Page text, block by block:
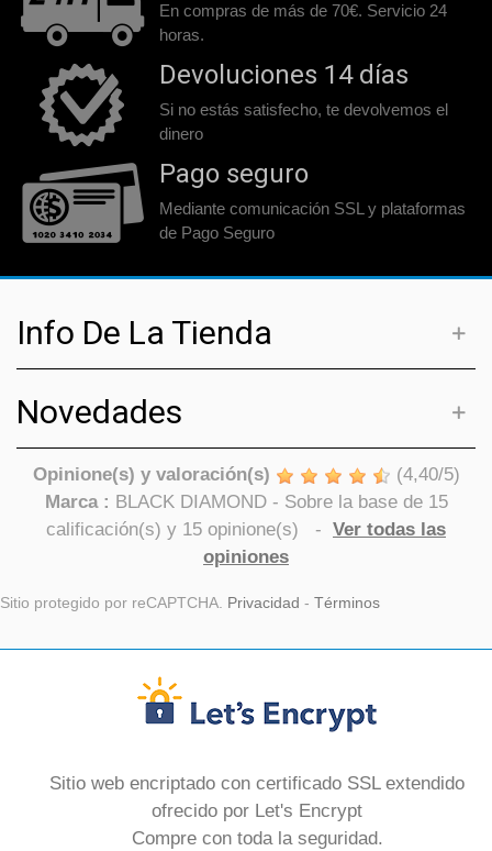
En compras de más de 70€. Servicio 24
horas.
Devoluciones 14 días
Si no estás satisfecho, te devolvemos el
dinero
Pago seguro
Mediante comunicación SSL y plataformas
de Pago Seguro
Info De La Tienda
Novedades
Opinione(s) y valoración(s) (4,40/5)
Marca : BLACK DIAMOND- Sobre la base de 15
calificación(s) y 15 opinione(s) - Ver todas las
opiniones
Sitio protegido por reCAPTCHA. Privacidad - Términos
Sitio web encriptado con certificado SSL extendido
ofrecido por Let's Encrypt
Compre con toda la seguridad.